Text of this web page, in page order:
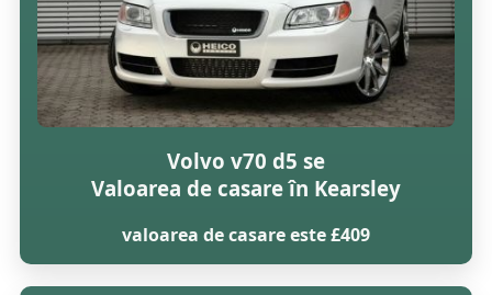
Volvo v70 d5 se
Valoarea de casare în Kearsley
valoarea de casare este £409